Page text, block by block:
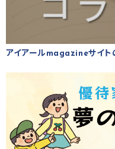
アイアールmagazineサイト